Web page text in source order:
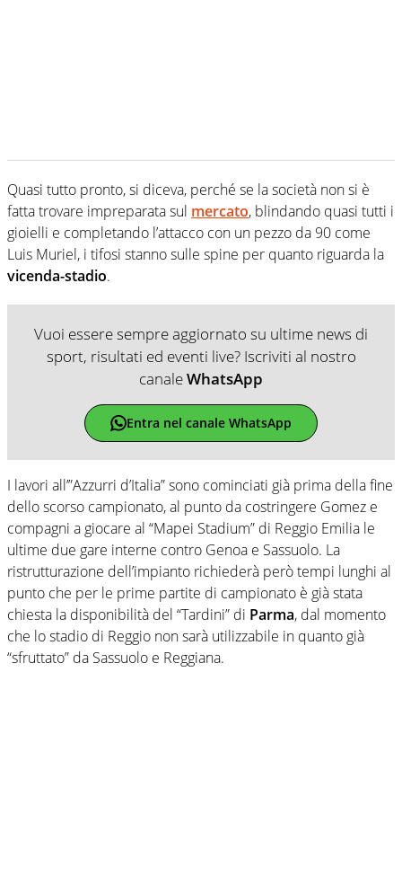
Quasi tutto pronto, si diceva, perché se la società non si è
fatta trovare impreparata sul mercato, blindando quasi tutti i
gioielli e completando l’attacco con un pezzo da 90 come
Luis Muriel, i tifosi stanno sulle spine per quanto riguarda la
vicenda-stadio.
Vuoi essere sempre aggiornato su ultime news di
sport, risultati ed eventi live? Iscriviti al nostro
canaleWhatsApp
Entra nel canale WhatsApp
I lavori all’”Azzurri d’Italia” sono cominciati già prima della fine
dello scorso campionato, al punto da costringere Gomez e
compagni a giocare al “Mapei Stadium” di Reggio Emilia le
ultime due gare interne contro Genoa e Sassuolo. La
ristrutturazione dell’impianto richiederà però tempi lunghi al
punto che per le prime partite di campionato è già stata
chiesta la disponibilità del “Tardini” di Parma, dal momento
che lo stadio di Reggio non sarà utilizzabile in quanto già
“sfruttato” da Sassuolo e Reggiana.